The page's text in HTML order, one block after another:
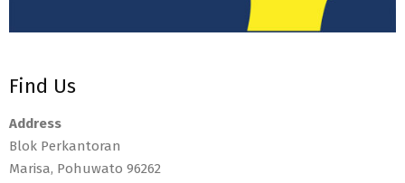
Find Us
Address
Blok Perkantoran
Marisa, Pohuwato 96262